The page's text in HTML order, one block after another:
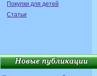
Покупки для детей
Статьи